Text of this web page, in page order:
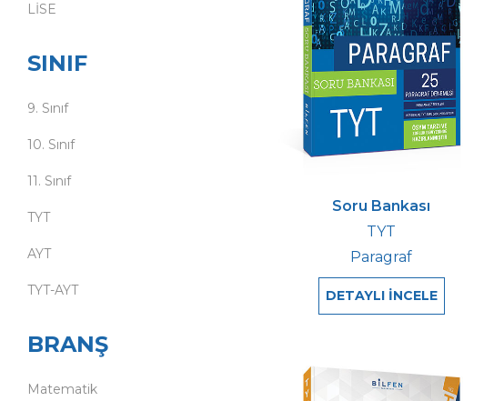
LİSE
SINIF
9. Sınıf
10. Sınıf
11. Sınıf
TYT
AYT
TYT-AYT
BRANŞ
Matematik
Soru Bankası
TYT
Paragraf
DETAYLI İNCELE